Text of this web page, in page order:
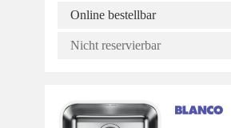
Online bestellbar
Nicht reservierbar